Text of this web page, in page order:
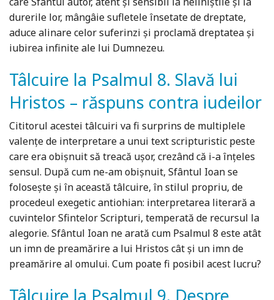
durerile lor, mângâie sufletele însetate de dreptate,
aduce alinare celor suferinzi şi proclamă dreptatea şi
iubirea infinite ale lui Dumnezeu.
Tâlcuire la Psalmul 8. Slavă lui
Hristos – răspuns contra iudeilor
Cititorul acestei tâlcuiri va fi surprins de multiplele
valenţe de interpretare a unui text scripturistic peste
care era obişnuit să treacă uşor, crezând că i-a înţeles
sensul. După cum ne-am obişnuit, Sfântul Ioan se
foloseşte şi în această tâlcuire, în stilul propriu, de
procedeul exegetic antiohian: interpretarea literară a
cuvintelor Sfintelor Scripturi, temperată de recursul la
alegorie. Sfântul Ioan ne arată cum Psalmul 8 este atât
un imn de preamărire a lui Hristos cât şi un imn de
preamărire al omului. Cum poate fi posibil acest lucru?